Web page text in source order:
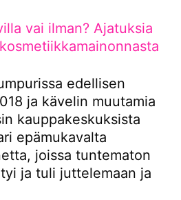
vai ilman? Ajatuksia
edellisen
ja kävelin muutamia
kauppakeskuksista
epämukavalta
joissa tuntematon
ja tuli juttelemaan ja